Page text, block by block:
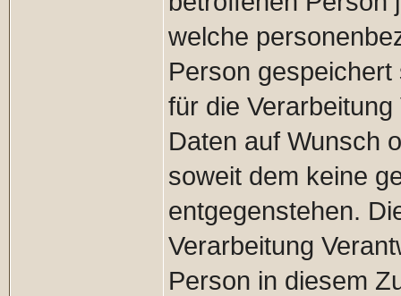
welche
Person
für die
Daten auf Wunsch
soweit dem keine
entgegenstehen.
Verarbeitung
Person in diesem